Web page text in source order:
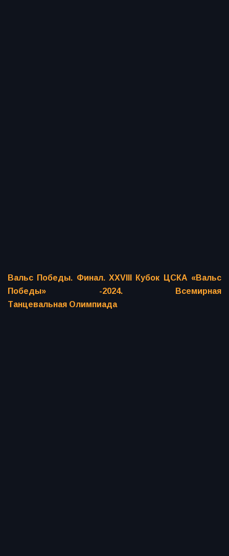
Вальс Победы. Финал. XXVIII Кубок ЦСКА «Вальс
Победы» -2024. Всемирная
Танцевальная Олимпиада